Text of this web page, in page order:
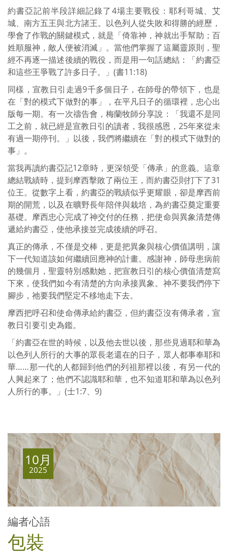
約書亞記前半段詳細記錄了4場主要戰役：耶利哥城、艾
城、南方五王與北方諸王。以色列人從失敗和得勝的經歷，
學會了作戰的關鍵模式，就是「倚靠神，神就出手幫助；百
姓順服神，敵人便被消滅」。當他們掌握了這屬靈原則，聖
經不再逐一描述後續的戰役，而是用一句話總結：「約書亞
和這些王爭戰了許多日子。」(書11:18)
同樣，宣教日引走過9千多個日子，在師母的帶領下，也是
在「對的模式下做對的事」，在平凡日子的循環裡，忠心出
版每一期。有一次禱告會，梅蘭牧師分享說：「我還不是同
工之前，就已經是宣教日引的讀者，我很感恩，25年來從未
有過一期停刊。」以後，我們將繼續在「對的模式下做對的
事」。
當我再讀約書亞記12章時，更深領受「傳承」的意義。這章
總結戰績時，提到摩西擊敗了兩位王，而約書亞則打下了31
位王。從數字上看，約書亞的戰績似乎更耀眼，卻是摩西前
期的開荒，以及在曠野長年陪伴與栽培，為約書亞奠定重要
基礎。摩西忠心完成了神交付的任務，把使命與異象清楚傳
遞給約書亞，使他承接並完成後續的呼召。
真正的傳承，不僅是交棒，更是把異象與核心價值講明，讓
下一代知道該如何繼續回應神的計畫。感謝神，師母患病前
的幾個月，聖靈特別感動她，把宣教日引的核心價值清楚寫
下來，使我們如今有清楚的方向承接異象。神不要我們停下
腳步，祂要我們堅定不移地走下去。
摩西把呼召和使命傳承給約書亞，但約書亞沒有傳承者，宣
教日引要引史為鑑。
「約書亞在世的時候，以及他去世以後，那些見過耶和華為
以色列人所行的大事的眾長老還在的日子，眾人都事奉耶和
華……那一代的人都歸到他們的列祖那裡以後，有另一代的
人興起來了；他們不認識耶和華，也不知道耶和華為以色列
人所行的事。」(士1:7、9)
編者心語
包裝
10月
2025